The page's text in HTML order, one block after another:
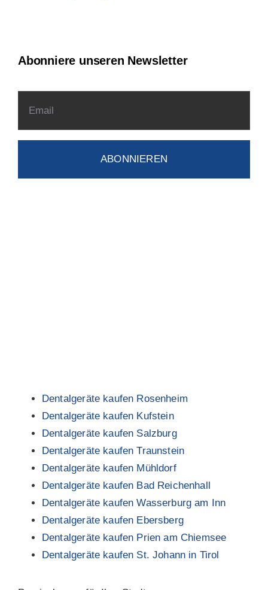
Abonniere unseren Newsletter
ABONNIEREN
Dentalgeräte kaufen Rosenheim
Dentalgeräte kaufen Kufstein
Dentalgeräte kaufen Salzburg
Dentalgeräte kaufen Traunstein
Dentalgeräte kaufen Mühldorf
Dentalgeräte kaufen Bad Reichenhall
Dentalgeräte kaufen Wasserburg am Inn
Dentalgeräte kaufen Ebersberg
Dentalgeräte kaufen Prien am Chiemsee
Dentalgeräte kaufen St. Johann in Tirol